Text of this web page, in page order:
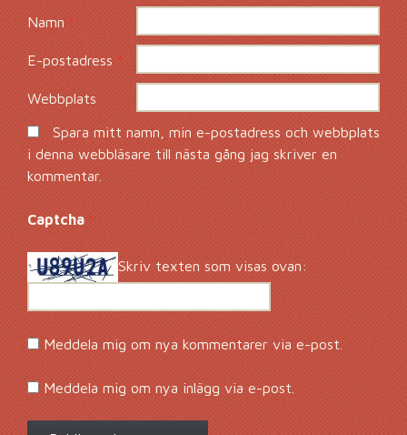
Namn *
E-postadress *
Webbplats
Spara mitt namn, min e-postadress och webbplats
i denna webbläsare till nästa gång jag skriver en
kommentar.
Captcha *
Skriv texten som visas ovan:
Meddela mig om nya kommentarer via e-post.
Meddela mig om nya inlägg via e-post.